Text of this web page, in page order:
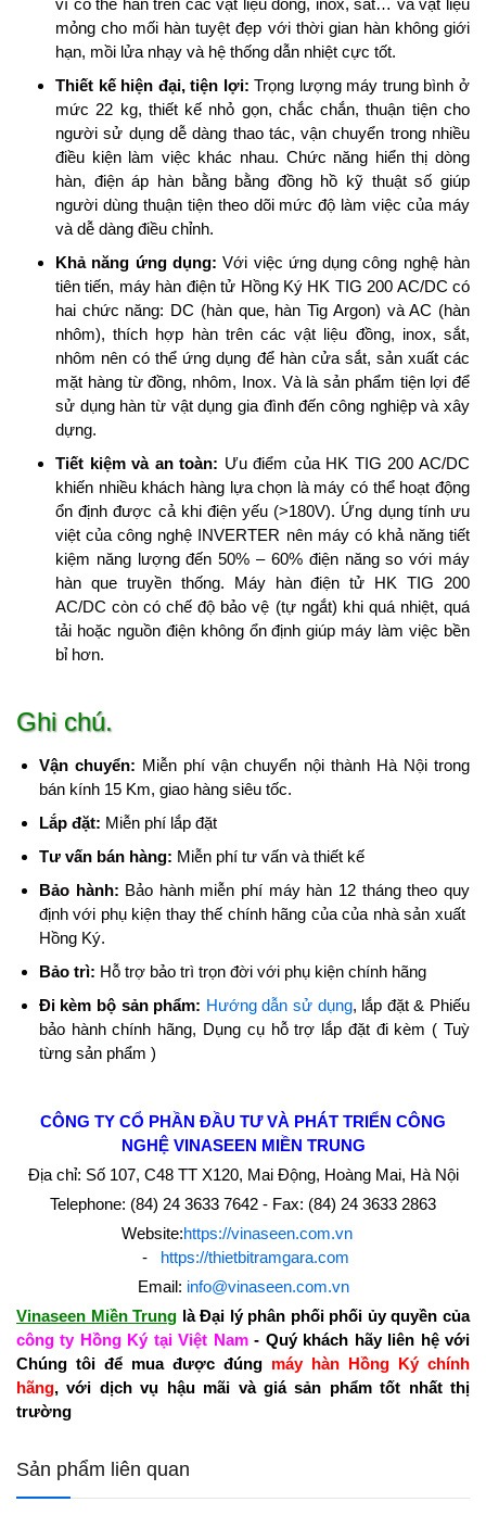
vì có thể hàn trên các vật liệu đồng, inox, sắt… và vật liệu
mỏng cho mối hàn tuyệt đẹp với thời gian hàn không giới
hạn, mồi lửa nhạy và hệ thống dẫn nhiệt cực tốt.
Thiết kế hiện đại, tiện lợi:Trọng lượng máy trung bình ở
mức 22 kg, thiết kế nhỏ gọn, chắc chắn, thuận tiện cho
người sử dụng dễ dàng thao tác, vận chuyển trong nhiều
điều kiện làm việc khác nhau. Chức năng hiển thị dòng
hàn, điện áp hàn bằng bằng đồng hồ kỹ thuật số giúp
người dùng thuận tiện theo dõi mức độ làm việc của máy
và dễ dàng điều chỉnh.
Khả năng ứng dụng:Với việc ứng dụng công nghệ hàn
tiên tiến, máy hàn điện tử Hồng Ký HK TIG 200 AC/DC có
hai chức năng: DC (hàn que, hàn Tig Argon) và AC (hàn
nhôm), thích hợp hàn trên các vật liệu đồng, inox, sắt,
nhôm nên có thể ứng dụng để hàn cửa sắt, sản xuất các
mặt hàng từ đồng, nhôm, Inox. Và là sản phẩm tiện lợi để
sử dụng hàn từ vật dụng gia đình đến công nghiệp và xây
dựng.
Tiết kiệm và an toàn: Ưu điểm của HK TIG 200 AC/DC
khiến nhiều khách hàng lựa chọn là máy có thể hoạt động
ổn định được cả khi điện yếu (>180V). Ứng dụng tính ưu
việt của công nghệ INVERTER nên máy có khả năng tiết
kiệm năng lượng đến 50% – 60% điện năng so với máy
hàn que truyền thống. Máy hàn điện tử HK TIG 200
AC/DC còn có chế độ bảo vệ (tự ngắt) khi quá nhiệt, quá
tải hoặc nguồn điện không ổn định giúp máy làm việc bền
bỉ hơn.
Ghi chú.
Vận chuyển: Miễn phí vận chuyển nội thành Hà Nội trong
bán kính 15 Km, giao hàng siêu tốc.
Lắp đặt: Miễn phí lắp đặt
Tư vấn bán hàng: Miễn phí tư vấn và thiết kế
Bảo hành: Bảo hành miễn phí máy hàn 12 tháng theo quy
định với phụ kiện thay thế chính hãng của của nhà sản xuất
Hồng Ký.
Bảo trì: Hỗ trợ bảo trì trọn đời với phụ kiện chính hãng
Đi kèm bộ sản phẩm: Hướng dẫn sử dụng, lắp đặt & Phiếu
bảo hành chính hãng, Dụng cụ hỗ trợ lắp đặt đi kèm ( Tuỳ
từng sản phẩm )
CÔNG TY CỔ PHẦN ĐẦU TƯ VÀ PHÁT TRIỂN CÔNG
NGHỆ VINASEEN MIỀN TRUNG
Địa chỉ: Số 107, C48 TT X120, Mai Động, Hoàng Mai, Hà Nội
Telephone: (84) 24 3633 7642 - Fax: (84) 24 3633 2863
Website:https://vinaseen.com.vn
- https://thietbitramgara.com
Email: info@vinaseen.com.vn
Vinaseen Miền Trung là Đại lý phân phối phối ủy quyền của
công ty Hồng Ký tại Việt Nam- Quý khách hãy liên hệ với
Chúng tôi để mua được đúng máy hàn Hồng Ký chính
hãng, với dịch vụ hậu mãi và giá sản phẩm tốt nhất thị
trường
Sản phẩm liên quan